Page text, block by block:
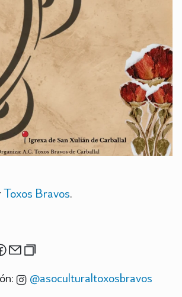
Toxos Bravos.
@asoculturaltoxosbravos